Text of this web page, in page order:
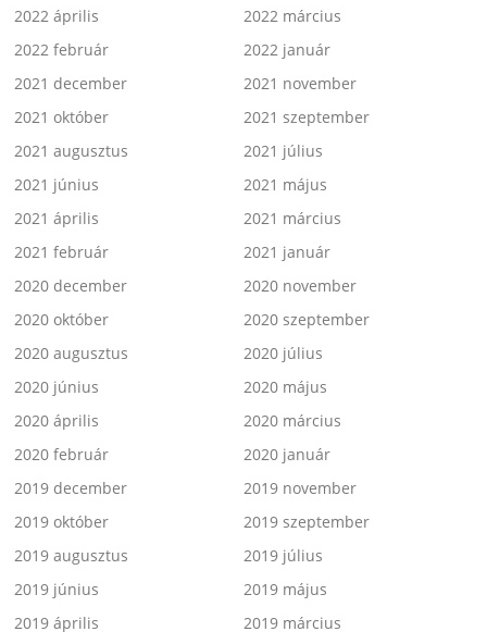
2022 április
2022 március
2022 február
2022 január
2021 december
2021 november
2021 október
2021 szeptember
2021 augusztus
2021 július
2021 június
2021 május
2021 április
2021 március
2021 február
2021 január
2020 december
2020 november
2020 október
2020 szeptember
2020 augusztus
2020 július
2020 június
2020 május
2020 április
2020 március
2020 február
2020 január
2019 december
2019 november
2019 október
2019 szeptember
2019 augusztus
2019 július
2019 június
2019 május
2019 április
2019 március